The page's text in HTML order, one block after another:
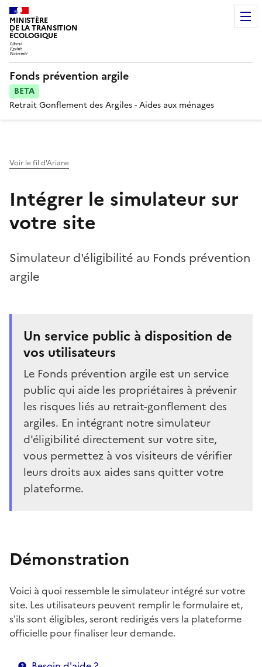
MINISTÈRE
DE LA TRANSITION
ÉCOLOGIQUE
Fonds prévention argile
BETA
Retrait Gonflement des Argiles - Aides aux ménages
Voir le fil d'Ariane
Intégrer le simulateur sur
votre site
Simulateur d'éligibilité au Fonds prévention
argile
Un service public à disposition de
vos utilisateurs
Le Fonds prévention argile est un service
public qui aide les propriétaires à prévenir
les risques liés au retrait-gonflement des
argiles. En intégrant notre simulateur
d'éligibilité directement sur votre site,
vous permettez à vos visiteurs de vérifier
leurs droits aux aides sans quitter votre
plateforme.
Démonstration
Voici à quoi ressemble le simulateur intégré sur votre
site. Les utilisateurs peuvent remplir le formulaire et,
s'ils sont éligibles, seront redirigés vers la plateforme
officielle pour finaliser leur demande.